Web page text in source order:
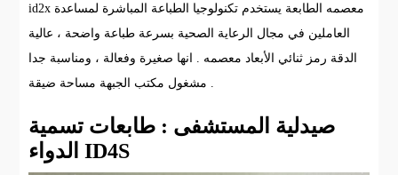
id2x معصمه الطابعة يستخدم تكنولوجيا الطباعة المباشرة لمساعدة
العاملين في مجال الرعاية الصحية بسرعة طباعة واضحة ، عالية
الدقة رمز ثنائي الأبعاد معصمه . انها صغيرة وفعالة ، ومناسبة جدا
صيدلية المستشفى : طابعات تسمية
الدواء ID4S